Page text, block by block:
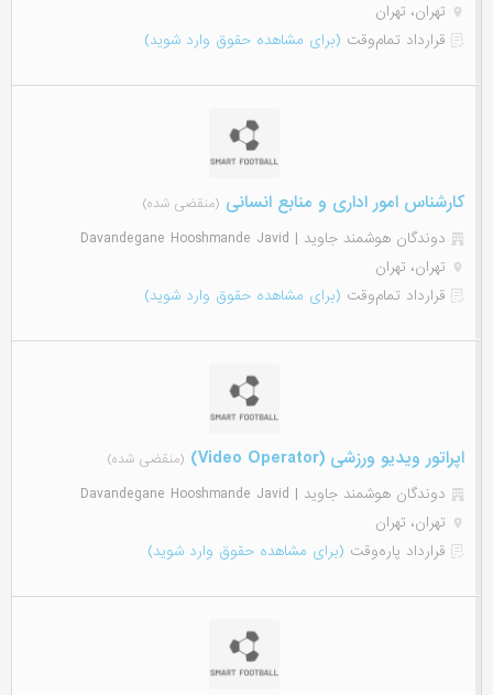
تهران، تهران
قرارداد تمام‌وقت (برای مشاهده حقوق وارد شوید)
کارشناس امور اداری و منابع انسانی (منقضی شده)
دوندگان هوشمند جاوید | Davandegane Hooshmande Javid
تهران، تهران
قرارداد تمام‌وقت (برای مشاهده حقوق وارد شوید)
اپراتور ویدیو ورزشی (Video Operator) (منقضی شده)
دوندگان هوشمند جاوید | Davandegane Hooshmande Javid
تهران، تهران
قرارداد پاره‌وقت (برای مشاهده حقوق وارد شوید)